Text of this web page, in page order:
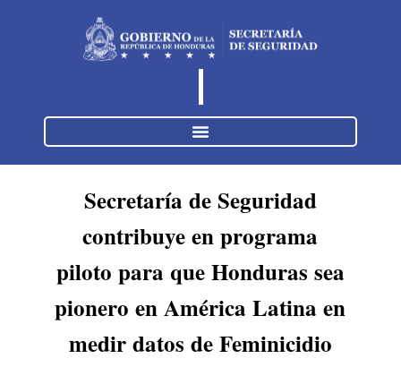
Secretaría de Seguridad
contribuye en programa
piloto para que Honduras sea
pionero en América Latina en
medir datos de Feminicidio